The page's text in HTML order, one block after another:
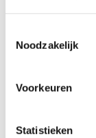
Noodzakelijk
Voorkeuren
Statistieken